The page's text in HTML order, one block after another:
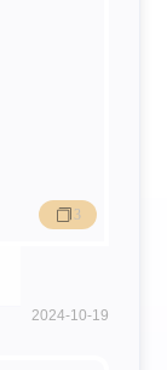
2024-10-19
3